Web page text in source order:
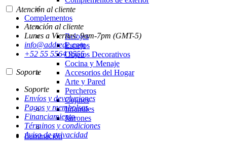
Complementos
Relojes
Espejos
Objetos Decorativos
Cocina y Menaje
Accesorios del Hogar
Arte y Pared
Percheros
Cojines
Infantiles
Jarrones
Iluminación
Atención al cliente
Atención al cliente
Lunes a Viernes: 9am-7pm (GMT-5)
info@addrede.com
+52 55 5564 9555
Soporte
Soporte
Envíos y devoluciones
Pagos y reembolsos
Financiamiento
Términos y condiciones
Aviso de privacidad